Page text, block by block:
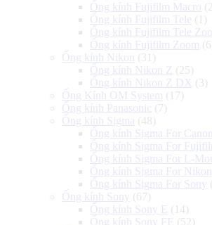
Ống kính Fujifilm Macro
Ống kính Fujifilm Tele (1)
Ống kính Fujifilm Tele
Ống kính Fujifilm Zoom
Ống kính Nikon
(31)
Ống kính Nikon Z (25)
Ống kính Nikon Z DX (3)
Ống Kính OM System (17)
Ống kính Panasonic (7)
Ống kính Sigma (48)
Ống kính Sigma For Canon
Ống kính Sigma For
Ống kính Sigma For L-
Ống kính Sigma For Nikon
Ống kính Sigma For Sony
Ống kính Sony (67)
Ống kính Sony E
(14)
Ống kính Sony FE
(52)